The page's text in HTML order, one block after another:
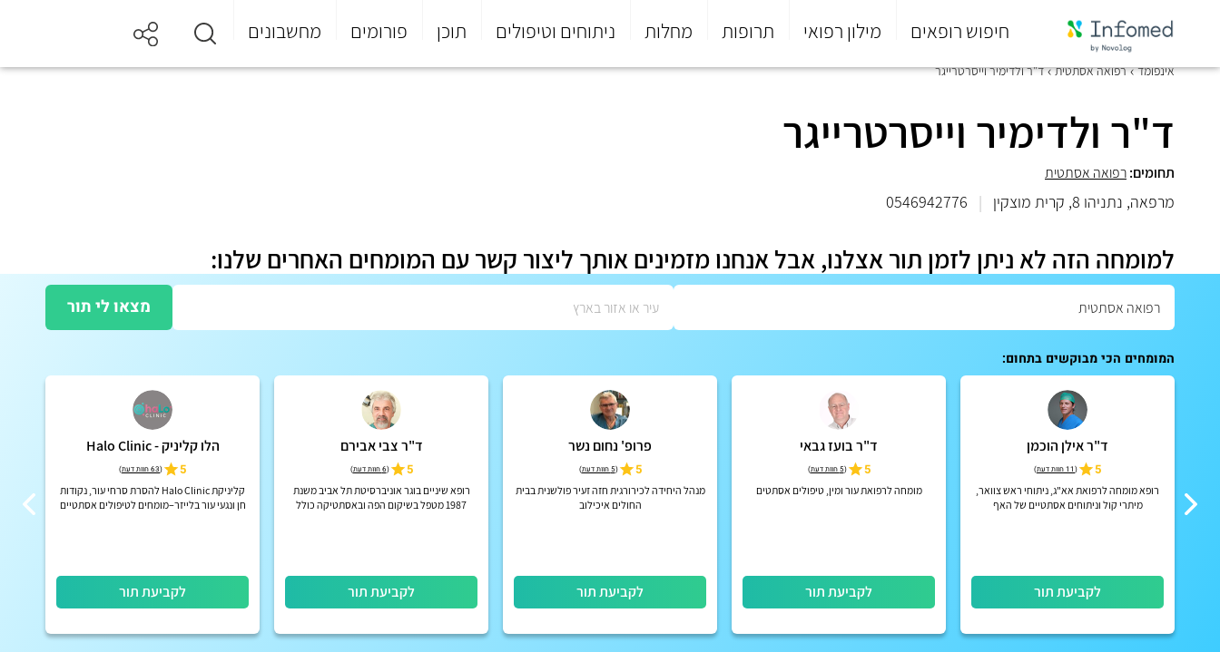
חיפוש רופאים מילון רפואי תרופות מחלות ניתוחים וטיפולים תוכן פורומים מחשבונים
סוף
אינפומד רפואה אסתטית ד"ר ולדימיר וייסרטרייגר
ד"ר ולדימיר וייסרטרייגר
תחומים:רפואה אסתטית
מרפאה, נתניהו 8, קרית מוצקין |
0546942776
למומחה הזה לא ניתן לזמן תור אצלנו, אבל אנחנו מזמינים אותך ליצור קשר עם המומחים האחרים שלנו:
מצאו לי תור
המומחים הכי מבוקשים בתחום:
ד"ר אילן הוכמן
5
(11 חוות דעת )
רופא מומחה לרפואת אא"ג, ניתוחי ראש צוואר,
מיתרי קול וניתוחים אסתטיים של האף
לקביעת תור
ד"ר בועז גבאי
5
(5 חוות דעת )
מומחה לרפואת עור ומין, טיפולים אסתטים
לקביעת תור
פרופ' נחום נשר
5
(5 חוות דעת )
מנהל היחידה לכירורגית חזה זעיר פולשנית בבית
החולים איכילוב
לקביעת תור
ד"ר צבי אבירם
5
(6 חוות דעת )
רופא שיניים בוגר אוניברסיטת תל אביב משנת
1987 מטפל בשיקום הפה ובאסתטיקה כולל
לקביעת תור
הלו קליניק - Halo Clinic
5
(63 חוות דעת )
קליניקת Halo Clinic להסרת סרחי עור, נקודות
חן ונגעי עור בלייזר–מומחים לטיפולים אסתטיים
לקביעת תור